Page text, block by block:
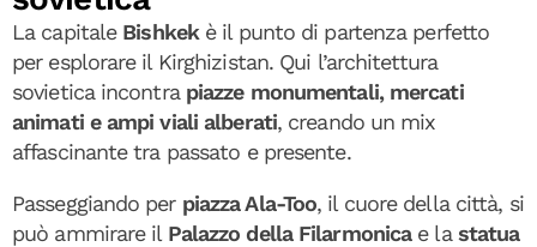
La capitale Bishkekè il punto di partenza perfetto
per esplorare il Kirghizistan. Qui l’architettura
sovietica incontra piazze monumentali, mercati
animati e ampi viali alberati, creando un mix
affascinante tra passato e presente.
Passeggiando per piazza Ala-Too, il cuore della città, si
può ammirare il Palazzo della Filarmonicae la statua